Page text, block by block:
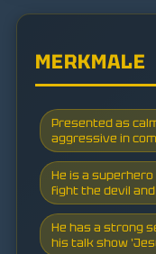
MERKMALE
Presented as
aggressive in
He is a
fight the devil
He has a strong
his talk show